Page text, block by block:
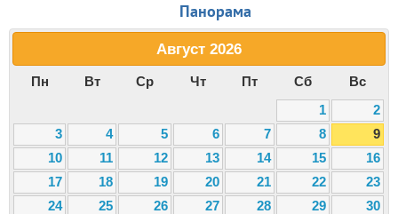
Панорама
Август 2026
Пн Вт Ср Чт Пт Сб
Вс
1
2
3
4 5 6 7 8
9
10
11 12 13 14 15
16
17
18 19 20 21 22
23
24
25 26 27 28 29
30